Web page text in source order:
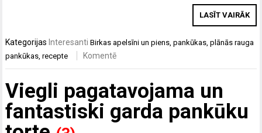
LASĪT VAIRĀK
Kategorijas Interesanti Birkasapelsīni un piens,pankūkas,plānās rauga
pankūkas,recepte Komentē
Viegli pagatavojama un
fantastiski garda pankūku